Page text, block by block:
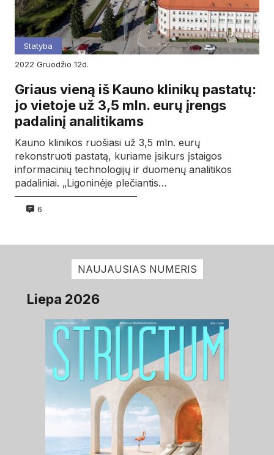
Statyba
2022
gruodžio 12d.
Griaus vieną iš Kauno klinikų pastatų:
jo vietoje už 3,5 mln. eurų įrengs
padalinį analitikams
Kauno klinikos ruošiasi už 3,5 mln. eurų
rekonstruoti pastatą, kuriame įsikurs įstaigos
informacinių technologijų ir duomenų analitikos
padaliniai. „Ligoninėje plečiantis…
6
NAUJAUSIAS NUMERIS
Liepa 2026